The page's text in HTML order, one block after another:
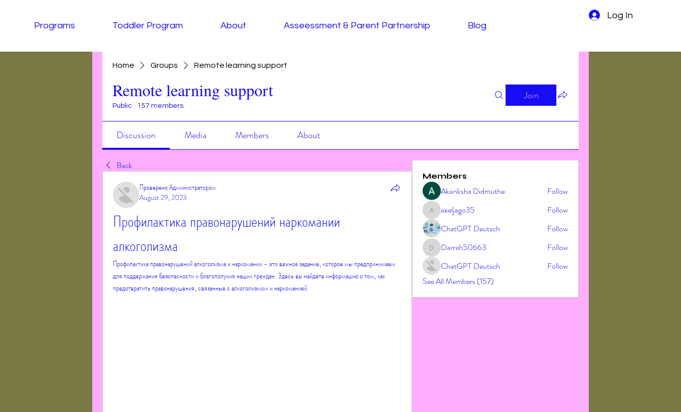
Log In
Programs
Toddler Program About Asseessment & Parent Partnership Blog
Home Groups Remote learning support
Remote learning support
Public · 157 members
Join
Discussion Media Members About
Back
Проверено Администратором
August 29, 2023
Профилактика правонарушений наркомании
алкоголизма
Профилактика правонарушений алкоголизма и наркомании - это важное задание, которое мы предпринимаем
для поддержания безопасности и благополучия наших граждан. Здесь вы найдете информацию о том, как
предотвратить правонарушения, связанные с алкоголизмом и наркоманией.
Members
Akanksha Didmuthe Follow
axeljago35
axeljago35
Follow
ChatGPT Deutsch
Follow
Darrah50663
Darrah50663
Follow
ChatGPT Deutsch
Follow
See All Members (157)